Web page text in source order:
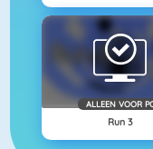
ALLEEN VOOR
Run 3